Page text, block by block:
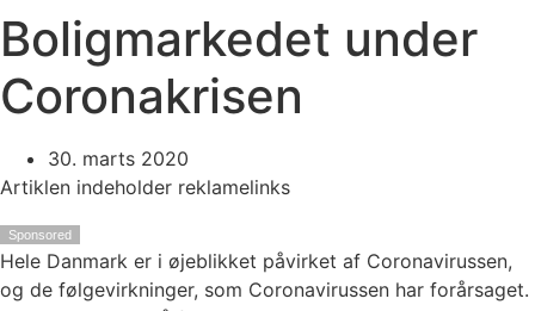
Boligmarkedet under
Coronakrisen
30. marts 2020
Artiklen indeholder reklamelinks
Sponsored
Hele Danmark er i øjeblikket påvirket af Coronavirussen,
og de følgevirkninger, som Coronavirussen har forårsaget.